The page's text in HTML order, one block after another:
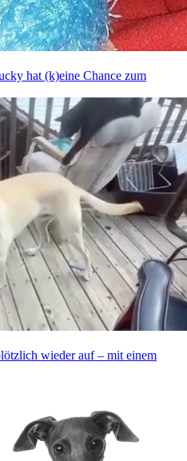
hat (k)eine Chance zum
wieder auf – mit einem